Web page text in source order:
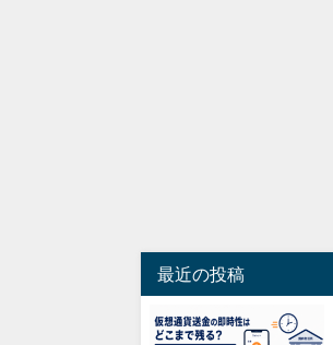
最近の投稿